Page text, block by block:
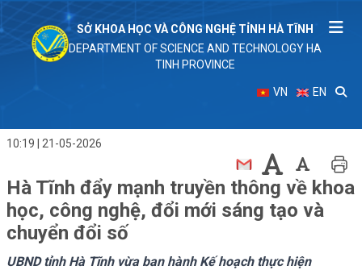
SỞ KHOA HỌC VÀ CÔNG NGHỆ TỈNH HÀ TĨNH
DEPARTMENT OF SCIENCE AND TECHNOLOGY HA
TINH PROVINCE
VN EN
10:19 | 21-05-2026
Hà Tĩnh đẩy mạnh truyền thông về khoa
học, công nghệ, đổi mới sáng tạo và
chuyển đổi số
UBND tỉnh Hà Tĩnh vừa ban hành Kế hoạch thực hiện